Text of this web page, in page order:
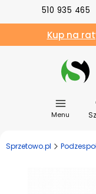
510 935 465
Kup na
Menu
Sprzetowo.pl